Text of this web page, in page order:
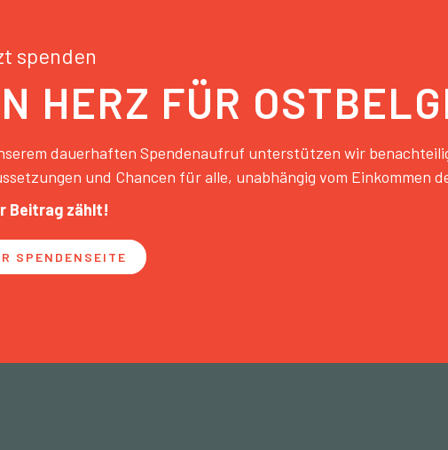
spenden
HERZ FÜR
dauerhaften Spendenaufruf unterstützen wir
und Chancen für alle, unabhängig vom Einkommen
Beitrag zählt!
SPENDENSEITE